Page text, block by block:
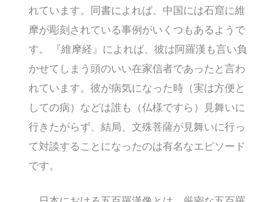
れています。同書によれば、中国には石窟に維
摩が彫刻されている事例がいくつもあるようで
す。 『維摩経』によれば、彼は阿羅漢も言い負
かせてしまう頭のいい在家信者であったと言わ
れています。彼が病気になった時（実は方便と
しての病）などは誰も（仏様ですら）見舞いに
行きたがらず、結局、文殊菩薩が見舞いに行っ
て対談することになったのは有名なエピソード
です。